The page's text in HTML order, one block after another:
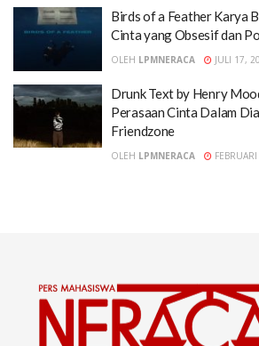
Birds of a Feather Karya
Cinta yang Obsesif dan
OLEH LPMNERACA JULI 17,
Drunk Text by Henry
Perasaan Cinta Dalam
Friendzone
OLEH LPMNERACA